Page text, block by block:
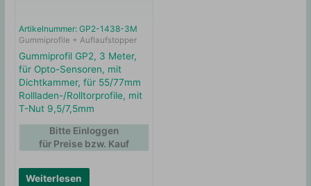
Artikelnummer: GP2-1438-3M
Gummiprofile + Auflaufstopper
Gummiprofil GP2, 3 Meter,
für Opto-Sensoren, mit
Dichtkammer, für 55/77mm
Rollladen-/Rolltorprofile, mit
T-Nut 9,5/7,5mm
Weiterlesen
Bitte Einloggen
für Preise bzw. Kauf